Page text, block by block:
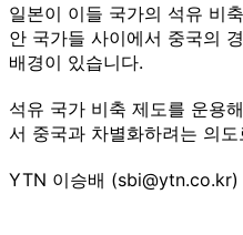
일본이 이들 국가의 석유 비
안 국가들 사이에서 중국의
배경이 있습니다.
석유 국가 비축 제도를 운용
서 중국과 차별화하려는 의
YTN 이승배 (sbi@ytn.co.kr)